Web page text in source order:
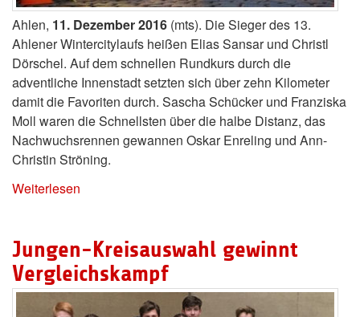
Ahlen, 11. Dezember 2016 (mts). Die Sieger des 13.
Ahlener Wintercitylaufs heißen Elias Sansar und Christl
Dörschel. Auf dem schnellen Rundkurs durch die
adventliche Innenstadt setzten sich über zehn Kilometer
damit die Favoriten durch. Sascha Schücker und Franziska
Moll waren die Schnellsten über die halbe Distanz, das
Nachwuchsrennen gewannen Oskar Enreling und Ann-
Christin Ströning.
Weiterlesen
Jungen-Kreisauswahl gewinnt
Vergleichskampf